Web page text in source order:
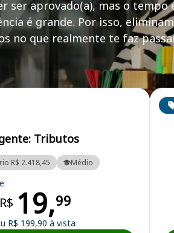
ser aprovado(a), mas o tempo
é grande. Por isso,
no que realmente te faz
Natal/MT - Prefeitura Municipal
passar no concurso
Tributos
R$ 2.418,45 Médio
R$ 19,99
R$ 199,90 à vista